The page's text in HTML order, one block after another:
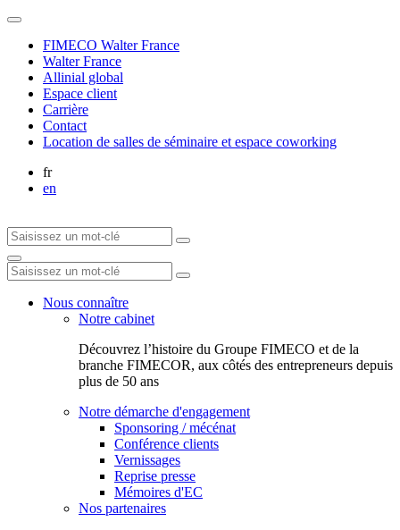
FIMECO Walter France
Walter France
Allinial global
Espace client
Carrière
Contact
Location de salles de séminaire et espace coworking
fr
en
Nous connaître
Notre cabinet
Découvrez l’histoire du Groupe FIMECO et de la
branche FIMECOR, aux côtés des entrepreneurs depuis
plus de 50 ans
Notre démarche d'engagement
Sponsoring / mécénat
Conférence clients
Vernissages
Reprise presse
Mémoires d'EC
Nos partenaires